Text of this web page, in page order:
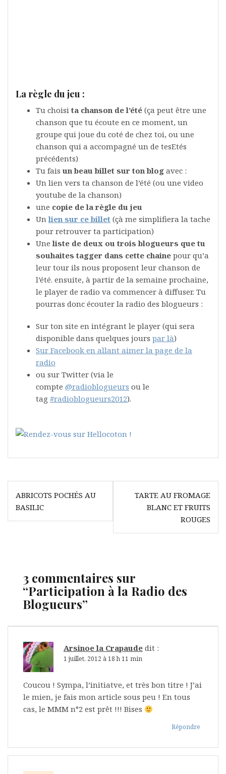
La règle du jeu :
Tu choisi ta chanson de l’été (ça peut être une
chanson que tu écoute en ce moment, un
groupe qui joue du coté de chez toi, ou une
chanson qui a accompagné un de tesEtés
précédents)
Tu fais un beau billet sur ton blog avec :
Un lien vers ta chanson de l’été (ou une video
youtube de la chanson)
une copie de la règle du jeu
Unlien sur ce billet (çà me simplifiera la tache
pour retrouver ta participation)
Uneliste de deux ou trois blogueurs que tu
souhaites tagger dans cette chaine pour qu’a
leur tour ils nous proposent leur chanson de
l’été. ensuite, à partir de la semaine prochaine,
le player de radio va commencer à diffuser. Tu
pourras donc écouter la radio des blogueurs :
Sur ton site en intégrant le player (qui sera
disponible dans quelques jours par là)
Sur Facebook en allant aimer la page de la
radio
ou sur Twitter (via le
compte @radioblogueurs ou le
tag #radioblogueurs2012).
Navigation
de
l’article
ABRICOTS POCHÉS AU
BASILIC
TARTE AU FROMAGE
BLANC ET FRUITS
ROUGES
3 commentaires sur
“Participation à la Radio des
Blogueurs”
Arsinoe la Crapaude dit :
1 juillet, 2012 à 18 h 11 min
Coucou ! Sympa, l’initiatve, et très bon titre ! J’ai
le mien, je fais mon article sous peu ! En tous
cas, le MMM n°2 est prêt !!! Bises
Répondre